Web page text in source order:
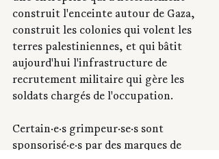
construit l'enceinte autour de Gaza,
construit les colonies qui volent les
terres palestiniennes, et qui bâtit
aujourd'hui l'infrastructure de
recrutement militaire qui gère les
soldats chargés de l'occupation.
Certain·e·s grimpeur·se·s sont
sponsorisé·e·s par des marques de